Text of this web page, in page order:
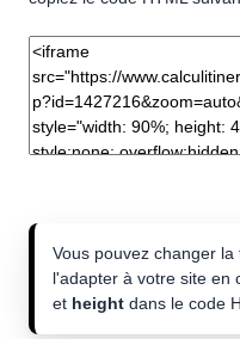
Vous pouvez changer
l'adapter à votre site en
et height dans le code